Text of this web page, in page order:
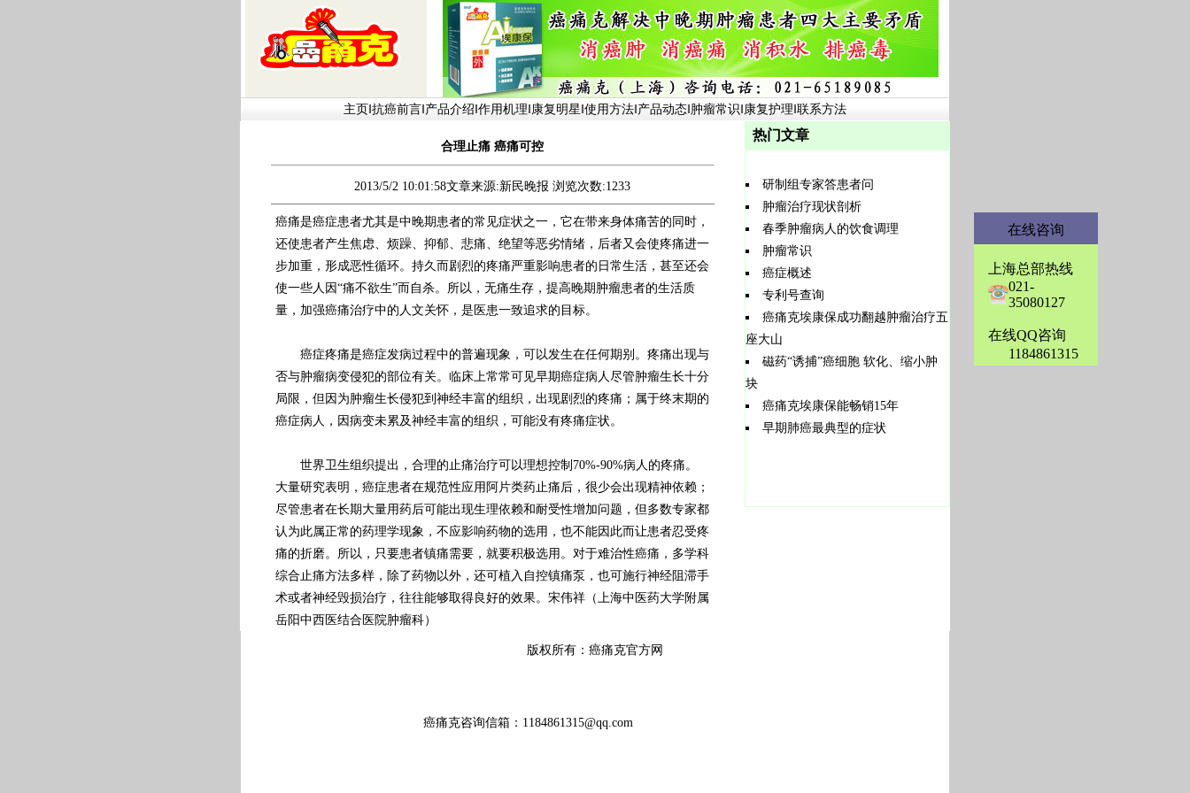
主页 抗癌前言 产品介绍 作用机理 康复明星 使用方法 产品动态 肿瘤常识 康复护理 联系方法
合理止痛 癌痛可控
热门文章
研制组专家答患者问
肿瘤治疗现状剖析
春季肿瘤病人的饮食调理
肿瘤常识
癌症概述
专利号查询
癌痛克埃康保成功翻越肿瘤治疗五
座大山
磁药“诱捕”癌细胞 软化、缩小肿
块
癌痛克埃康保能畅销15年
早期肺癌最典型的症状
2013/5/2 10:01:58文章来源:新民晚报 浏览次数:1233
癌痛是癌症患者尤其是中晚期患者的常见症状之一，它在带来身体痛苦的同时，
还使患者产生焦虑、烦躁、抑郁、悲痛、绝望等恶劣情绪，后者又会使疼痛进一
步加重，形成恶性循环。持久而剧烈的疼痛严重影响患者的日常生活，甚至还会
使一些人因“痛不欲生”而自杀。所以，无痛生存，提高晚期肿瘤患者的生活质
量，加强癌痛治疗中的人文关怀，是医患一致追求的目标。
癌症疼痛是癌症发病过程中的普遍现象，可以发生在任何期别。疼痛出现与
否与肿瘤病变侵犯的部位有关。临床上常常可见早期癌症病人尽管肿瘤生长十分
局限，但因为肿瘤生长侵犯到神经丰富的组织，出现剧烈的疼痛；属于终末期的
癌症病人，因病变未累及神经丰富的组织，可能没有疼痛症状。
世界卫生组织提出，合理的止痛治疗可以理想控制70%-90%病人的疼痛。
大量研究表明，癌症患者在规范性应用阿片类药止痛后，很少会出现精神依赖；
尽管患者在长期大量用药后可能出现生理依赖和耐受性增加问题，但多数专家都
认为此属正常的药理学现象，不应影响药物的选用，也不能因此而让患者忍受疼
痛的折磨。所以，只要患者镇痛需要，就要积极选用。对于难治性癌痛，多学科
综合止痛方法多样，除了药物以外，还可植入自控镇痛泵，也可施行神经阻滞手
术或者神经毁损治疗，往往能够取得良好的效果。宋伟祥（上海中医药大学附属
岳阳中西医结合医院肿瘤科）
版权所有： 癌痛克官方网
癌痛克咨询信箱：1184861315@qq.com
在线咨询
上海总部热线
021-
35080127
在线QQ咨询
1184861315